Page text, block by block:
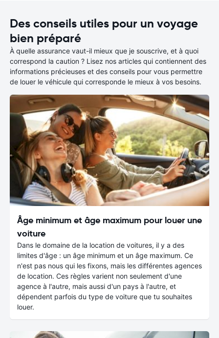
Des conseils utiles pour un voyage
bien préparé
À quelle assurance vaut-il mieux que je souscrive, et à quoi
correspond la caution ? Lisez nos articles qui contiennent des
informations précieuses et des conseils pour vous permettre
de louer le véhicule qui corresponde le mieux à vos besoins.
Âge minimum et âge maximum pour louer une
voiture
Dans le domaine de la location de voitures, il y a des
limites d'âge : un âge minimum et un âge maximum. Ce
n'est pas nous qui les fixons, mais les différentes agences
de location. Ces règles varient non seulement d'une
agence à l'autre, mais aussi d'un pays à l'autre, et
dépendent parfois du type de voiture que tu souhaites
louer.